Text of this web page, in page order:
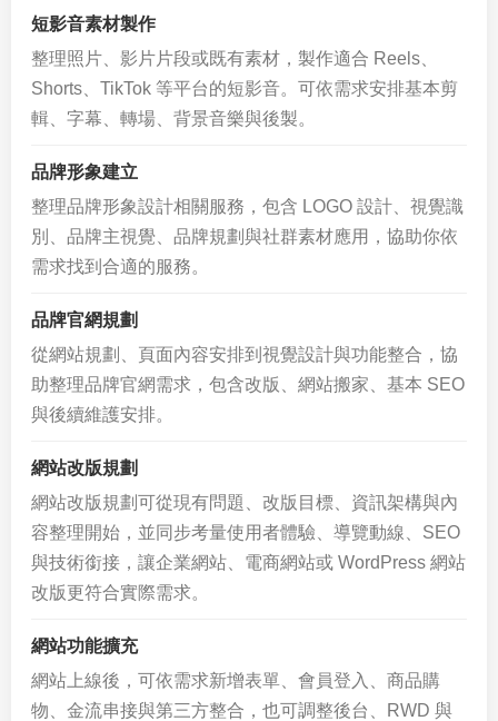
短影音素材製作
整理照片、影片片段或既有素材，製作適合 Reels、
Shorts、TikTok 等平台的短影音。可依需求安排基本剪
輯、字幕、轉場、背景音樂與後製。
品牌形象建立
整理品牌形象設計相關服務，包含 LOGO 設計、視覺識
別、品牌主視覺、品牌規劃與社群素材應用，協助你依
需求找到合適的服務。
品牌官網規劃
從網站規劃、頁面內容安排到視覺設計與功能整合，協
助整理品牌官網需求，包含改版、網站搬家、基本 SEO
與後續維護安排。
網站改版規劃
網站改版規劃可從現有問題、改版目標、資訊架構與內
容整理開始，並同步考量使用者體驗、導覽動線、SEO
與技術銜接，讓企業網站、電商網站或 WordPress 網站
改版更符合實際需求。
網站功能擴充
網站上線後，可依需求新增表單、會員登入、商品購
物、金流串接與第三方整合，也可調整後台、RWD 與